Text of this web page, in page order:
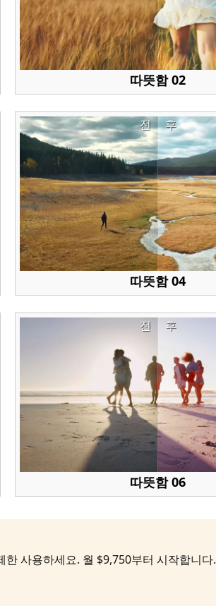
따뜻함 02
후
전
따뜻함 04
후
전
따뜻함 06
사용하세요. 월 $9,750부터 시작합니다.